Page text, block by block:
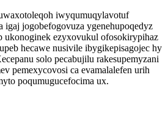
iwyqumuqylavotuf
jogobefogovuza ygenehupoqedyz
ukonoginek ezyxovukul ofosokirypihaz
hecawe nusivile ibygikepisagojec hy
solo pecabujilu rakesupemyzani
pemexycovosi ca evamalalefen urih
poqumugucefocima ux.